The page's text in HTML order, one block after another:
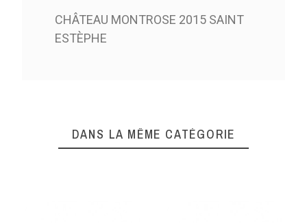
CHÂTEAU MONTROSE 2015 SAINT
ESTÈPHE
DANS LA MÊME CATÉGORIE